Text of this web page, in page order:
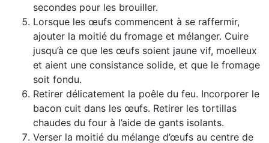
secondes pour les brouiller.
Lorsque les œufs commencent à se raffermir,
ajouter la moitié du fromage et mélanger. Cuire
jusqu’à ce que les œufs soient jaune vif, moelleux
et aient une consistance solide, et que le fromage
soit fondu.
Retirer délicatement la poêle du feu. Incorporer le
bacon cuit dans les œufs. Retirer les tortillas
chaudes du four à l’aide de gants isolants.
Verser la moitié du mélange d’œufs au centre de